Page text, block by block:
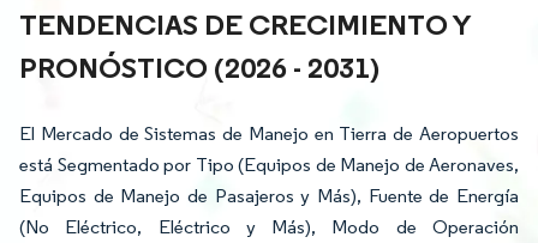
TENDENCIAS DE CRECIMIENTO Y
PRONÓSTICO (2026 - 2031)
El Mercado de Sistemas de Manejo en Tierra de Aeropuertos
está Segmentado por Tipo (Equipos de Manejo de Aeronaves,
Equipos de Manejo de Pasajeros y Más), Fuente de Energía
(No Eléctrico, Eléctrico y Más), Modo de Operación